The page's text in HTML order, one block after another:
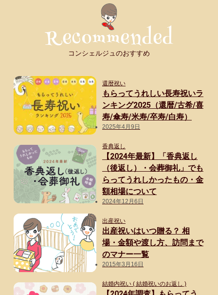
コンシェルジュのおすすめ
還暦祝い
もらってうれしい長寿祝いラ
ンキング2025（還暦/古希/喜
寿/傘寿/米寿/卒寿/白寿）
2025年4月9日
香典返し
【2024年最新】「香典返し
（後返し）・会葬御礼」でも
らってうれしかったもの・金
額相場について
2024年12月6日
出産祝い
出産祝いはいつ贈る？ 相
場・金額や渡し方、訪問まで
のマナー一覧
2015年3月16日
結婚内祝い ( 結婚祝いのお返し )